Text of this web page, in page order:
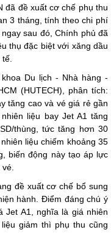
đã đề xuất cơ chế phụ thu
3 tháng, tính theo chi phí
sau đó, Chính phủ đã
thụ đặc biệt với xăng dầu
Du lịch - Nhà hàng -
(HUTECH), phân tích:
tăng cao và vé giá rẻ gần
liệu bay Jet A1 tăng
thùng, tức tăng hơn 30
liệu chiếm khoảng 35
biến động này tạo áp lực
đề xuất cơ chế bổ sung
hành. Điểm đáng chú ý
Jet A1, nghĩa là giá nhiên
giảm thì phụ thu cũng